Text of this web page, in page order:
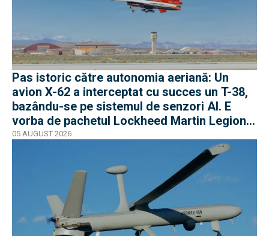
Pas istoric către autonomia aeriană: Un
avion X-62 a interceptat cu succes un T-38,
bazându-se pe sistemul de senzori AI. E
vorba de pachetul Lockheed Martin Legion
Pod
05 AUGUST 2026